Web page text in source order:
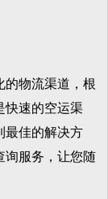
物流渠道，根
快速的空运渠
最佳的解决方
询服务，让您随